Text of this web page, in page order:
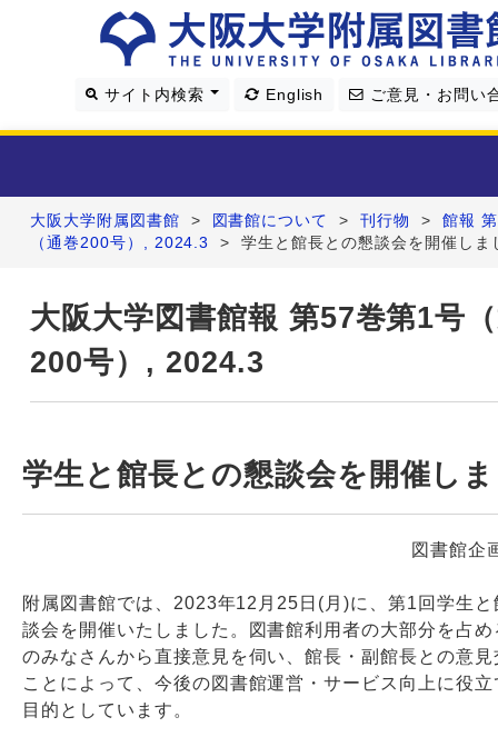
サイト内検索 English ご意見・お問い
利用案内
学習・研究支援
4つの図書館
大阪大学附属図書館 > 図書館について > 刊行物 >
館報
（通巻200号）, 2024.3
> 学生と館長との懇談会を開催しま
大阪大学図書館報 第57巻第1号
200号）, 2024.3
学生と館長との懇談会を開催し
図書館
附属図書館では、2023年12月25日(月)に、第1回学生と
談会を開催いたしました。図書館利用者の大部分を占
のみなさんから直接意見を伺い、館長・副館長との意
ことによって、今後の図書館運営・サービス向上に役
目的としています。